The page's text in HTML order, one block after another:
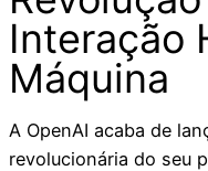
Interação
Máquina
A OpenAI acaba de
revolucionária do seu